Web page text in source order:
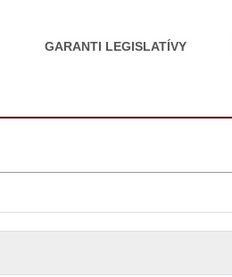
GARANTI LEGISLATÍVY